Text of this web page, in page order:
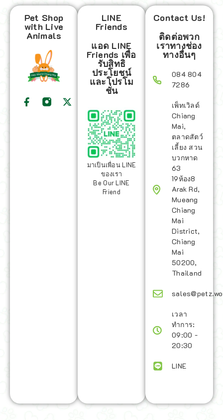
Pet Shop
with Live
Animals
LINE
Friends
แอด LINE
Friends เพื่อ
รับสิทธิ
ประโยชน์
และโปรโม
ชั่น
มาเป็นเพื่อน LINE
ของเรา
Be Our LINE
Friend
Contact Us!
ติดต่อพวก
เราทางช่อง
ทางอื่นๆ
084 804
7286
เพ็ทเวิลด์
Chiang
Mai,
ตลาดสัตว์
เลี้ยง สวน
บวกหาด
63
19ห้อง8
Arak Rd,
Mueang
Chiang
Mai
District,
Chiang
Mai
50200,
Thailand
เวลา
ทำการ:
09:00 -
20:30
LINE